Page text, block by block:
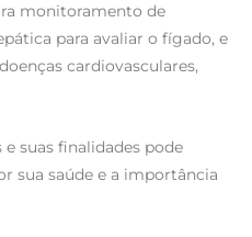
monitoramento de
para avaliar o fígado, e
cardiovasculares,
suas finalidades pode
sua saúde e a importância